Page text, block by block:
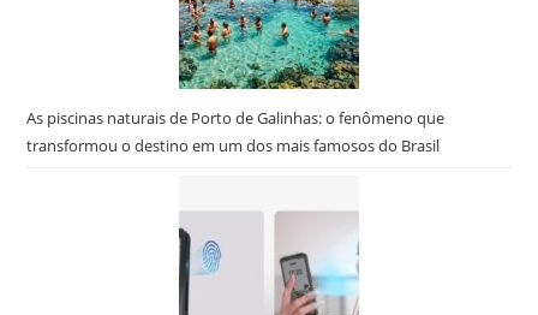
As piscinas naturais de Porto de Galinhas: o fenômeno que
transformou o destino em um dos mais famosos do Brasil